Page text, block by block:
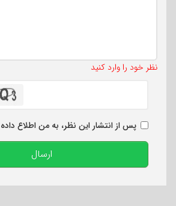
نظر خود را وارد کنید
پس از انتشار این نظر، به من اطلاع
ارسال